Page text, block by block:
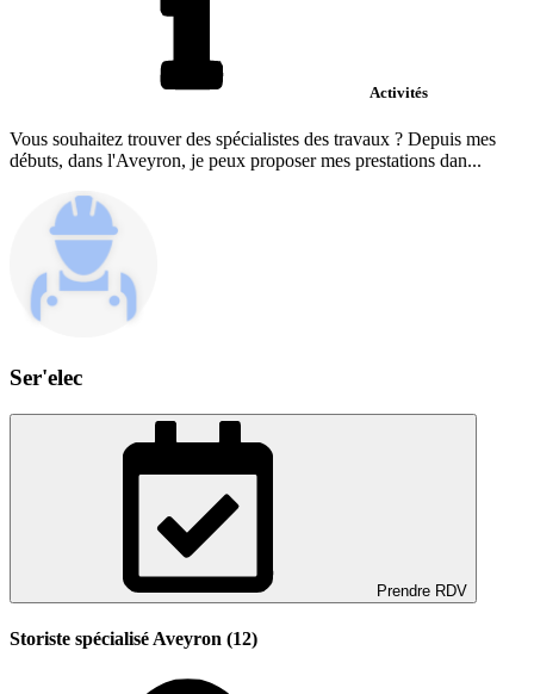
Activités
Vous souhaitez trouver des spécialistes des travaux ? Depuis mes
débuts, dans l'Aveyron, je peux proposer mes prestations dan...
Ser'elec
Prendre RDV
Storiste spécialisé Aveyron (12)